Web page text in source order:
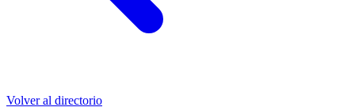
Volver al directorio